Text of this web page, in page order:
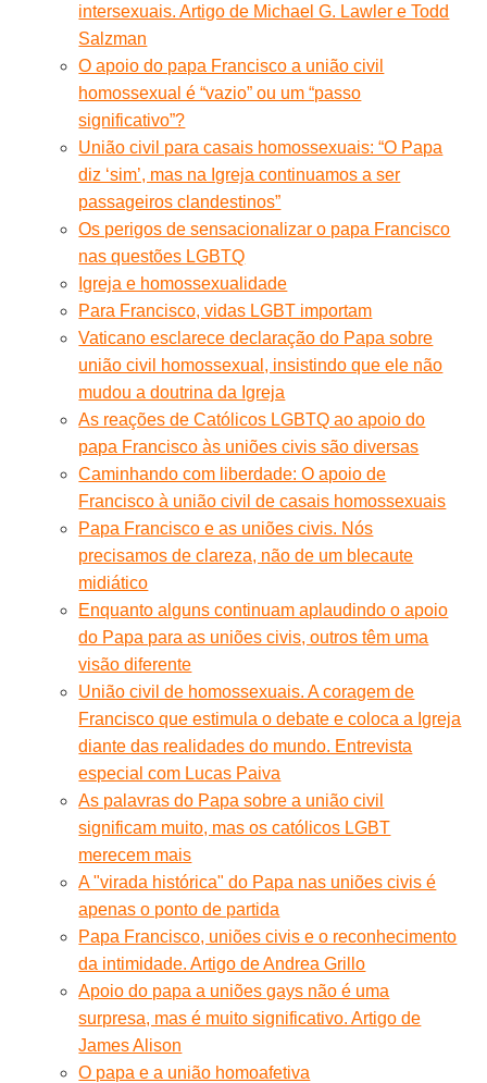
intersexuais. Artigo de Michael G. Lawler e Todd
Salzman
O apoio do papa Francisco a união civil
homossexual é “vazio” ou um “passo
significativo”?
União civil para casais homossexuais: “O Papa
diz ‘sim’, mas na Igreja continuamos a ser
passageiros clandestinos”
Os perigos de sensacionalizar o papa Francisco
nas questões LGBTQ
Igreja e homossexualidade
Para Francisco, vidas LGBT importam
Vaticano esclarece declaração do Papa sobre
união civil homossexual, insistindo que ele não
mudou a doutrina da Igreja
As reações de Católicos LGBTQ ao apoio do
papa Francisco às uniões civis são diversas
Caminhando com liberdade: O apoio de
Francisco à união civil de casais homossexuais
Papa Francisco e as uniões civis. Nós
precisamos de clareza, não de um blecaute
midiático
Enquanto alguns continuam aplaudindo o apoio
do Papa para as uniões civis, outros têm uma
visão diferente
União civil de homossexuais. A coragem de
Francisco que estimula o debate e coloca a Igreja
diante das realidades do mundo. Entrevista
especial com Lucas Paiva
As palavras do Papa sobre a união civil
significam muito, mas os católicos LGBT
merecem mais
A "virada histórica" do Papa nas uniões civis é
apenas o ponto de partida
Papa Francisco, uniões civis e o reconhecimento
da intimidade. Artigo de Andrea Grillo
Apoio do papa a uniões gays não é uma
surpresa, mas é muito significativo. Artigo de
James Alison
O papa e a união homoafetiva